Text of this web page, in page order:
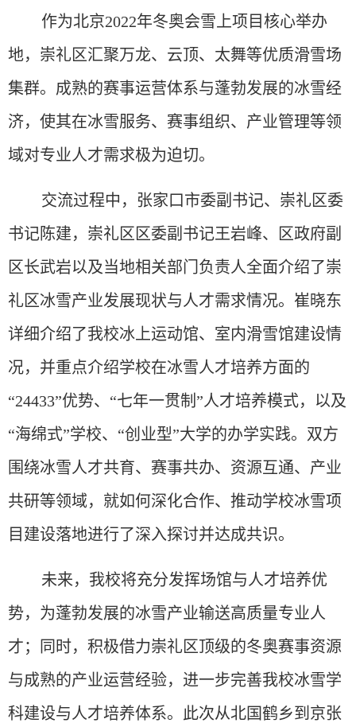
作为北京2022年冬奥会雪上项目核心举办
地，崇礼区汇聚万龙、云顶、太舞等优质滑雪场
集群。成熟的赛事运营体系与蓬勃发展的冰雪经
济，使其在冰雪服务、赛事组织、产业管理等领
域对专业人才需求极为迫切。
交流过程中，张家口市委副书记、崇礼区委
书记陈建，崇礼区区委副书记王岩峰、区政府副
区长武岩以及当地相关部门负责人全面介绍了崇
礼区冰雪产业发展现状与人才需求情况。 崔晓东
详细介绍了我校冰上运动馆、室内滑雪馆建设情
况，并重点介绍学校在冰雪人才培养方面的
“24433”优势、“七年一贯制”人才培养模式，以及
“海绵式”学校、“创业型”大学的办学实践。 双方
围绕冰雪人才共育、赛事共办、资源互通、产业
共研等领域，就如何深化合作、推动学校冰雪项
目建设落地进行了深入探讨并达成共识。
未来，我校将充分发挥场馆与人才培养优
势，为蓬勃发展的冰雪产业输送高质量专业人
才；同时，积极借力崇礼区顶级的冬奥赛事资源
与成熟的产业运营经验，进一步完善我校冰雪学
科建设与人才培养体系。此次从北国鹤乡到京张